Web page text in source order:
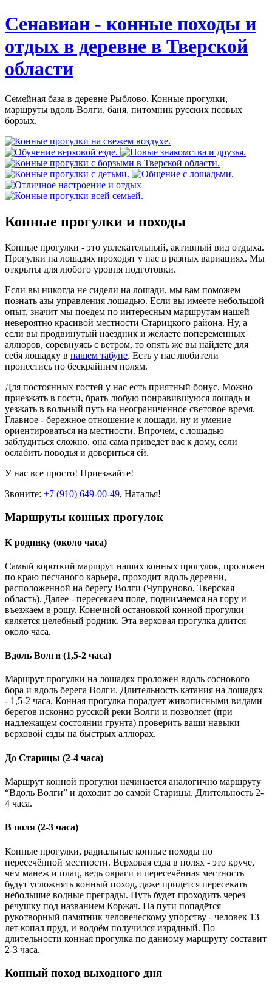
Сенавиан - конные походы и
отдых в деревне в Тверской
области
Семейная база в деревне Рыблово. Конные прогулки,
маршруты вдоль Волги, баня, питомник русских псовых
борзых.
Конные прогулки и походы
Конные прогулки - это увлекательный, активный вид отдыха.
Прогулки на лошадях проходят у нас в разных вариациях. Мы
открыты для любого уровня подготовки.
Если вы никогда не сидели на лошади, мы вам поможем
познать азы управления лошадью. Если вы имеете небольшой
опыт, значит мы поедем по интересным маршрутам нашей
невероятно красивой местности Старицкого района. Ну, а
если вы продвинутый наездник и желаете попеременных
аллюров, соревнуясь с ветром, то опять же вы найдете для
себя лошадку в нашем табуне. Есть у нас любители
пронестись по бескрайним полям.
Для постоянных гостей у нас есть приятный бонус. Можно
приезжать в гости, брать любую понравившуюся лошадь и
уезжать в вольный путь на неограниченное световое время.
Главное - бережное отношение к лошади, ну и умение
ориентироваться на местности. Впрочем, с лошадью
заблудиться сложно, она сама приведет вас к дому, если
ослабить поводья и довериться ей.
У нас все просто! Приезжайте!
Звоните: +7 (910) 649-00-49, Наталья!
Маршруты конных прогулок
К роднику (около часа)
Самый короткий маршрут наших конных прогулок, проложен
по краю песчаного карьера, проходит вдоль деревни,
расположенной на берегу Волги (Чупруново, Тверская
область). Далее - пересекаем поле, поднимаемся на гору и
въезжаем в рощу. Конечной остановкой конной прогулки
является целебный родник. Эта верховая прогулка длится
около часа.
Вдоль Волги (1,5-2 часа)
Маршрут прогулки на лошадях проложен вдоль соснового
бора и вдоль берега Волги. Длительность катания на лошадях
- 1,5-2 часа. Конная прогулка порадует живописными видами
берегов исконно русской реки Волги и позволяет (при
надлежащем состоянии грунта) проверить ваши навыки
верховой езды на быстрых аллюрах.
До Старицы (2-4 часа)
Маршрут конной прогулки начинается аналогично маршруту
“Вдоль Волги” и доходит до самой Старицы. Длительность 2-
4 часа.
В поля (2-3 часа)
Конные прогулки, радиальные конные походы по
пересечённой местности. Верховая езда в полях - это круче,
чем манеж и плац, ведь овраги и пересечённая местность
будут усложнять конный поход, даже придется пересекать
небольшие водные преграды. Путь будет проходить через
речушку под названием Коржач. На пути попадётся
рукотворный памятник человеческому упорству - человек 13
лет копал пруд, и водоём получился изрядный. По
длительности конная прогулка по данному маршруту составит
2-3 часа.
Конный поход выходного дня